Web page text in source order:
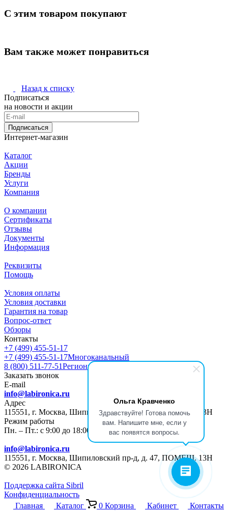
Ольга Кравченко
Здравствуйте! Готова помочь
вам. Напишите мне, если у
вас появятся вопросы.
С этим товаром покупают
Вам также может понравиться
Назад к списку
Подписаться
на новости и акции
Подписаться
Интернет-магазин
Каталог
Акции
Бренды
Услуги
Компания
О компании
Сертификаты
Отзывы
Документы
Информация
Реквизиты
Помощь
Условия оплаты
Условия доставки
Гарантия на товар
Вопрос-ответ
Обзоры
Контакты
+7 (499) 455-51-17
+7 (499) 455-51-17Многоканальный
8 (800) 511-77-51Регионы РФ
Заказать звонок
E-mail
info@labironica.ru
Адрес
115551, г. Москва, Шипиловский пр-д, д. 47, ПОМЕЩ. 13Н
Режим работы
Пн. – Пт.: с 9:00 до 18:00
info@labironica.ru
115551, г. Москва, Шипиловский пр-д, д. 47, ПОМЕЩ. 13Н
© 2026 LABIRONICA
Поддержка сайта Sibril
Конфиденциальность
Главная
Каталог 0 Корзина Кабинет
Контакты